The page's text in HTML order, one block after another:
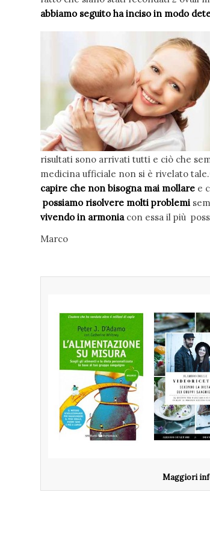
abbiamo seguito ha inciso in modo
risultati sono arrivati tutti e ciò che
medicina ufficiale non si è rivelato tale.
capire che non bisogna mai mollare e
possiamo risolvere molti problemi
vivendo in armoniacon essa il più
Marco
Maggiori